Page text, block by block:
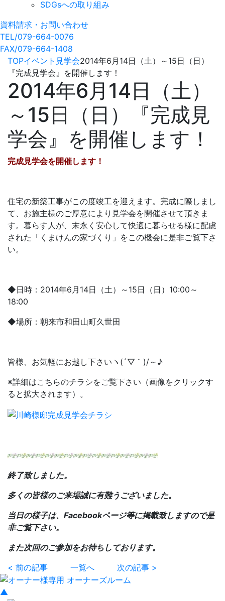
SDGsへの取り組み
資料請求・お問い合わせ
TEL/079-664-0076
FAX/079-664-1408
TOPイベント 見学会2014年6月14日（土）～15日（日）
『完成見学会』を開催します！
2014年6月14日（土）
～15日（日）『完成見
学会』を開催します！
完成見学会を開催します！
住宅の新築工事がこの度竣工を迎えます。完成に際しまし
て、お施主様のご厚意により見学会を開催させて頂きま
す。暮らす人が、末永く安心して快適に暮らせる様に配慮
された「くまけんの家づくり」をこの機会に是非ご覧下さ
い。
◆日時：2014年6月14日（土）～15日（日）10:00～
18:00
◆場所：朝来市和田山町久世田
皆様、お気軽にお越し下さいヽ(´▽｀)/～♪
※詳細はこちらのチラシをご覧下さい（画像をクリックす
ると拡大されます）。
終了致しました。
多くの皆様のご来場誠に有難うございました。
当日の様子は、Facebookページ等に掲載致しますので是
非ご覧下さい。
また次回のご参加をお待ちしております。
< 前の記事
一覧へ 次の記事 >
▲